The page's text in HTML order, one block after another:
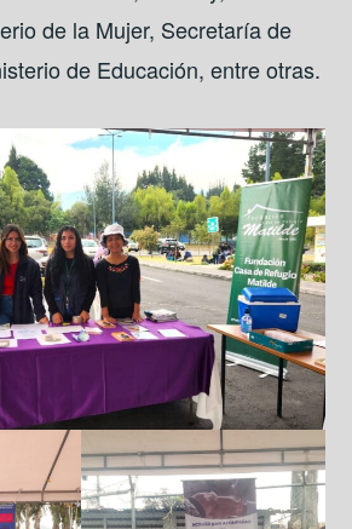
de la Mujer, Secretaría de
de Educación, entre otras.